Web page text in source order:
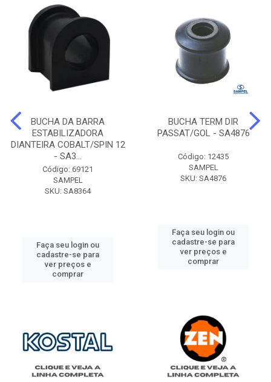
BUCHA DA BARRA
ESTABILIZADORA
DIANTEIRA COBALT/SPIN 12
- SA3...
Código: 69121
SAMPEL
SKU: SA8364
Faça seu login ou
cadastre-se para
ver preços e
comprar
BUCHA TERM DIR
PASSAT/GOL - SA4876
Código: 12435
SAMPEL
SKU: SA4876
Faça seu login ou
cadastre-se para
ver preços e
comprar